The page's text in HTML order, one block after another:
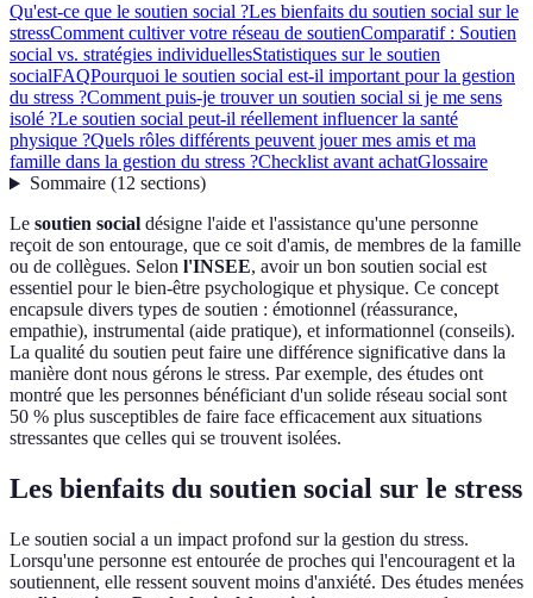
Qu'est-ce que le soutien social ?Les bienfaits du soutien social sur le
stressComment cultiver votre réseau de soutienComparatif : Soutien
social vs. stratégies individuellesStatistiques sur le soutien
socialFAQPourquoi le soutien social est-il important pour la gestion
du stress ?Comment puis-je trouver un soutien social si je me sens
isolé ?Le soutien social peut-il réellement influencer la santé
physique ?Quels rôles différents peuvent jouer mes amis et ma
famille dans la gestion du stress ?Checklist avant achatGlossaire
Sommaire(12 sections)
Le soutien social désigne l'aide et l'assistance qu'une personne
reçoit de son entourage, que ce soit d'amis, de membres de la famille
ou de collègues. Selon l'INSEE, avoir un bon soutien social est
essentiel pour le bien-être psychologique et physique. Ce concept
encapsule divers types de soutien : émotionnel (réassurance,
empathie), instrumental (aide pratique), et informationnel (conseils).
La qualité du soutien peut faire une différence significative dans la
manière dont nous gérons le stress. Par exemple, des études ont
montré que les personnes bénéficiant d'un solide réseau social sont
50 % plus susceptibles de faire face efficacement aux situations
stressantes que celles qui se trouvent isolées.
Les bienfaits du soutien social sur le stress
Le soutien social a un impact profond sur la gestion du stress.
Lorsqu'une personne est entourée de proches qui l'encouragent et la
soutiennent, elle ressent souvent moins d'anxiété. Des études menées